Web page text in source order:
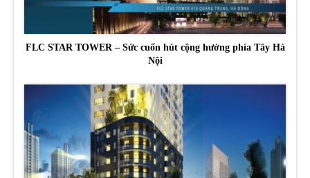
FLC STAR TOWER – Sức cuốn hút cộng hưởng phía Tây Hà
Nội